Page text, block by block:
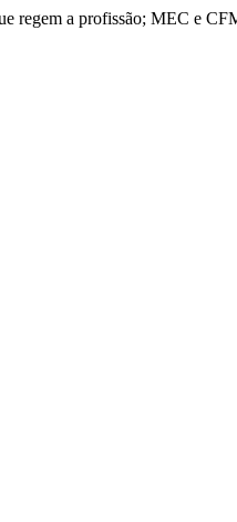
regem a profissão; MEC e